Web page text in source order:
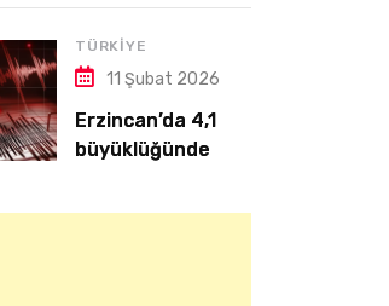
MERT – İBRAHİM TAKASI
TÜRKIYE
11 Şubat 2026
Erzincan’da 4,1
büyüklüğünde
Görür: Yeri hassas